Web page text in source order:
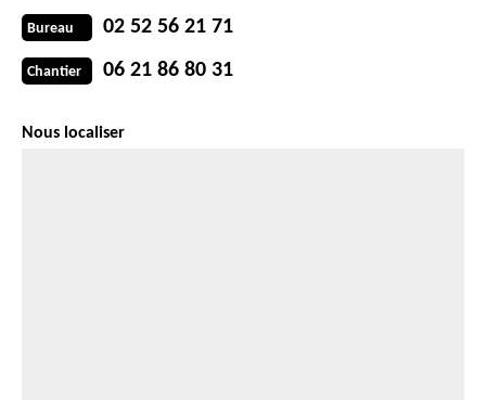
Bureau 02 52 56 21 71
Chantier 06 21 86 80 31
Nous localiser